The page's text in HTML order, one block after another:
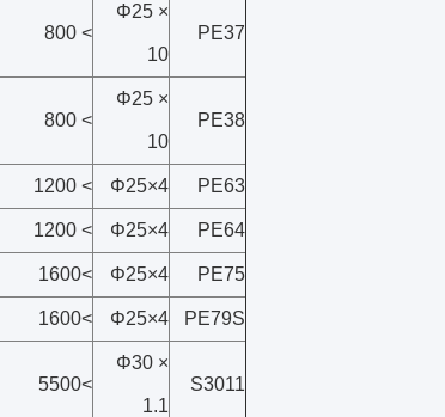
PE37
Φ25 ×
10
> 800
PE38
Φ25 ×
10
> 800
PE63
Φ25×4
> 1200
PE64
Φ25×4
> 1200
PE75
Φ25×4
>1600
PE79S
Φ25×4
>1600
S3011
Φ30 ×
1.1
>5500